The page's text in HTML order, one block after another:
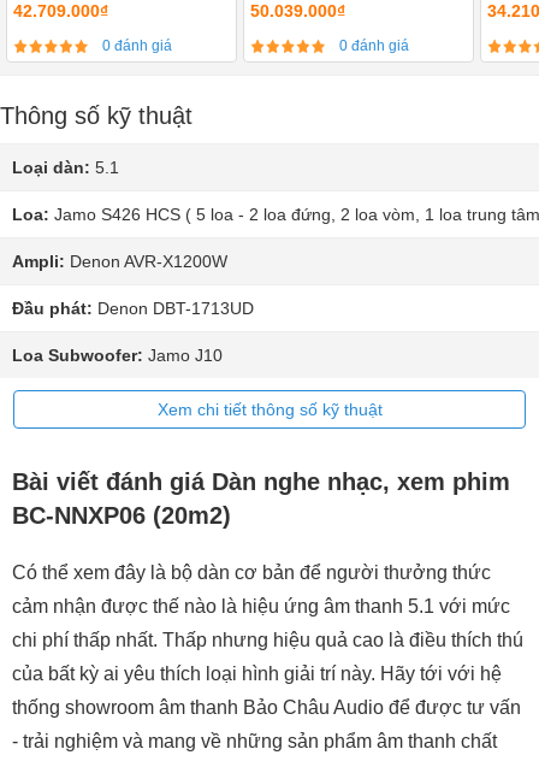
42.709.000₫
0 đánh giá
50.039.000₫
0 đánh giá
Thông số kỹ thuật
Loại dàn: 5.1
Loa: Jamo S426 HCS ( 5 loa - 2 loa đứng, 2 loa vòm, 1 loa trung
Ampli: Denon AVR-X1200W
Đầu phát: Denon DBT-1713UD
Loa Subwoofer: Jamo J10
Xem chi tiết thông số kỹ thuật
Bài viết đánh giá Dàn nghe nhạc, xem phim
BC-NNXP06 (20m2)
Có thể xem đây là bộ dàn cơ bản để người thưởng thức
cảm nhận được thế nào là hiệu ứng âm thanh 5.1 với mức
chi phí thấp nhất. Thấp nhưng hiệu quả cao là điều thích thú
của bất kỳ ai yêu thích loại hình giải trí này. Hãy tới với hệ
thống showroom âm thanh Bảo Châu Audio để được tư vấn
- trải nghiệm và mang về những sản phẩm âm thanh chất